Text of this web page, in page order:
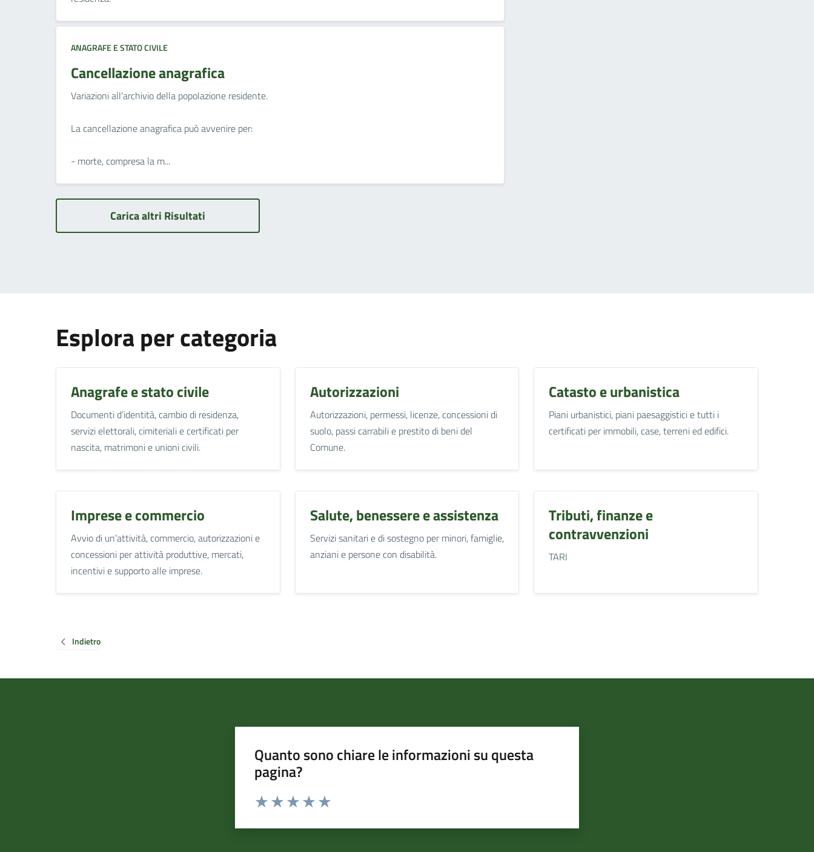
ANAGRAFE E STATO CIVILE
Cancellazione anagrafica
Variazioni all'archivio della popolazione residente.
La cancellazione anagrafica può avvenire per:
- morte, compresa la m...
Carica altri Risultati
Esplora per categoria
Anagrafe e stato civile
Documenti d’identità, cambio di residenza,
servizi elettorali, cimiteriali e certificati per
nascita, matrimoni e unioni civili.
Autorizzazioni
Autorizzazioni, permessi, licenze, concessioni di
suolo, passi carrabili e prestito di beni del
Comune.
Catasto e urbanistica
Piani urbanistici, piani paesaggistici e tutti i
certificati per immobili, case, terreni ed edifici.
Imprese e commercio
Avvio di un’attività, commercio, autorizzazioni e
concessioni per attività produttive, mercati,
incentivi e supporto alle imprese.
Salute, benessere e assistenza
Servizi sanitari e di sostegno per minori, famiglie,
anziani e persone con disabilità.
Tributi, finanze e
contravvenzioni
TARI
Indietro
Quanto sono chiare le informazioni su questa
pagina?
Valuta da 1 a 5 stelle la pagina